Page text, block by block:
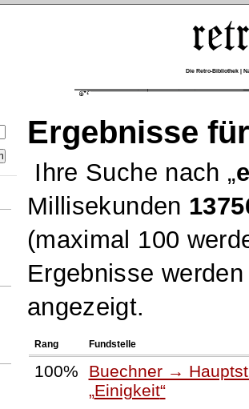
Die Retro-Bibliothek |
Ergebnisse
Ihre Suche nach
Millisekunden
(maximal 100
Ergebnisse
angezeigt.
Rang Fundstelle
100%
Buechner →
Einigkeit